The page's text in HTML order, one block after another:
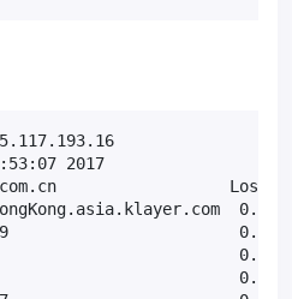
2017
Loss%
0.0%
0.0%
0.0%
0.0%